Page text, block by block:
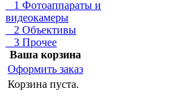
1 Фотоаппараты и
видеокамеры
2 Объективы
3 Прочее
Ваша корзина
Оформить заказ
Корзина пуста.